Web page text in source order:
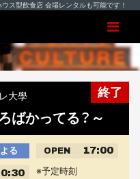
ス型飲食店 会場レンタルも可能です！
終了
大學
ばかってる？～
よる OPEN 17:00
※予定時刻